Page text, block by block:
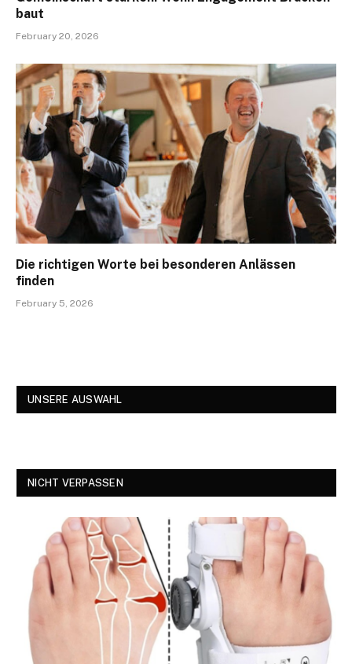
baut
February 20, 2026
Die richtigen Worte bei besonderen Anlässen
finden
February 5, 2026
UNSERE AUSWAHL
NICHT VERPASSEN